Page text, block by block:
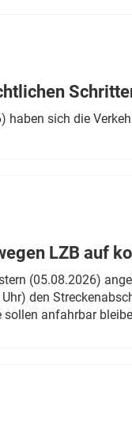
haben sich die
LZB auf
(05.08.2026)
den
sollen anfahrbar